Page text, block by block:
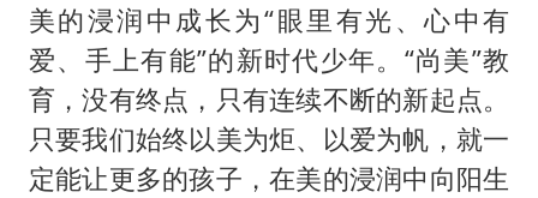
美的浸润中成长为“眼里有光、心中有
爱、手上有能”的新时代少年。“尚美”教
育，没有终点，只有连续不断的新起点。
只要我们始终以美为炬、以爱为帆，就一
定能让更多的孩子，在美的浸润中向阳生